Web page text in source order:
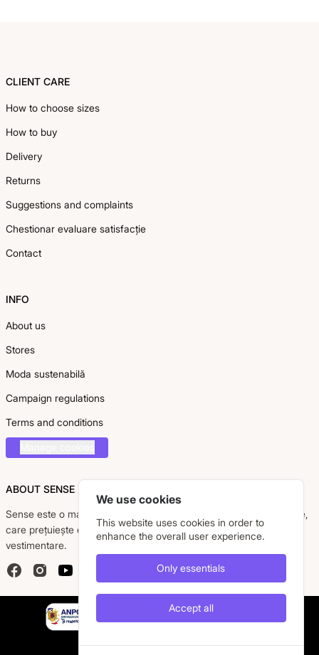
CLIENT CARE
How to choose sizes
How to buy
Delivery
Returns
Suggestions and complaints
Chestionar evaluare satisfacție
Contact
INFO
About us
Stores
Moda sustenabilă
Campaign regulations
Terms and conditions
ABOUT SENSE
Sense este o marcă românească dedicată femeii moderne, active,
care prețuiește eleganța, confortul și calitatea pieselor
vestimentare.
FacebookInstagramYouTube
We use cookies
This website uses cookies in order to
enhance the overall user experience.
Only essentials
Accept all